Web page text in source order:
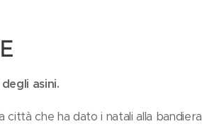
asini.
città che ha dato i natali alla bandiera